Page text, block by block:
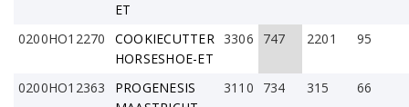
ET
0200HO12270
COOKIECUTTER
HORSESHOE-ET
3306 747 2201 95
0200HO12363
PROGENESIS
3110 734 315 66